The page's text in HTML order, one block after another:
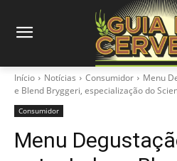
Início Notícias Consumidor
Menu
e Blend Bryggeri, especialização do
Consumidor
Menu